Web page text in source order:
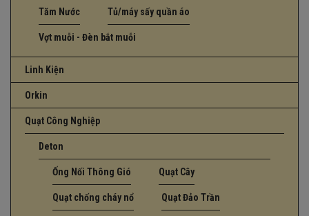
Tăm Nước Tủ/máy sấy quần áo
Vợt muỗi - Đèn bắt muỗi
Linh Kiện
Orkin
Quạt Công Nghiệp
Deton
Ống Nối Thông Gió Quạt Cây
Quạt chống cháy nổ Quạt Đảo Trần